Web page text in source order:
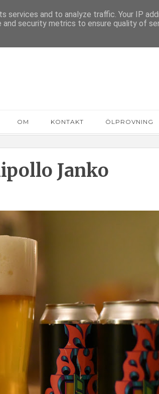
OM KONTAKT ÖLPROVNING
Janko
services and to analyze traffic. Your IP
security metrics to ensure quality of